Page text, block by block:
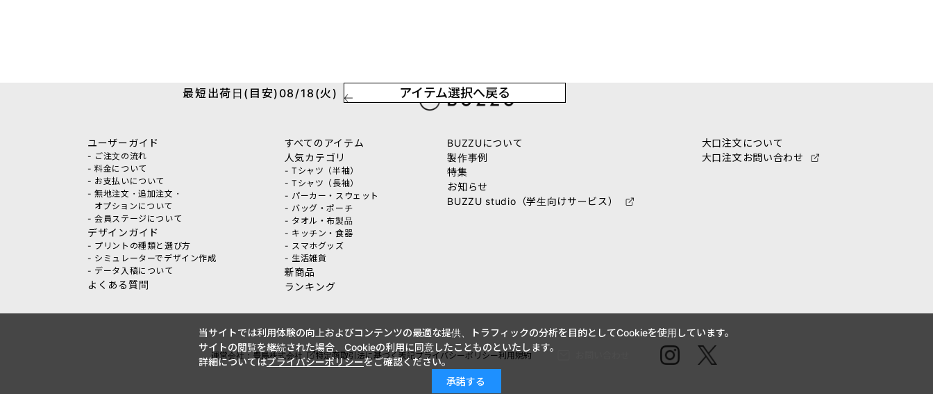
最短出荷日(目安)08/18(火) アイテム選択へ戻る
ユーザーガイド
- ご注文の流れ
- 料金について
- お支払いについて
- 無地注文・追加注文・
オプションについて
- 会員ステージについて
デザインガイド
- プリントの種類と選び方
- シミュレーターでデザイン作成
- データ入稿について
よくある質問
すべてのアイテム
人気カテゴリ
- Tシャツ（半袖）
- Tシャツ（長袖）
- パーカー・スウェット
- バッグ・ポーチ
- タオル・布製品
- キッチン・食器
- スマホグッズ
- 生活雑貨
新商品
ランキング
BUZZUについて
製作事例
特集
お知らせ
BUZZU studio（学生向けサービス）
大口注文について
大口注文お問い合わせ
運営会社：豊島株式会社 特定商取引法に基づく表記プライバシーポリシー利用規約
当サイトでは利用体験の向上およびコンテンツの最適な提供、トラフィックの分析を目的としてCookieを使用しています。
サイトの閲覧を継続された場合、Cookieの利用に同意したことものといたします。
詳細についてはプライバシーポリシーをご確認ください。
承諾する